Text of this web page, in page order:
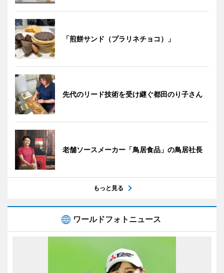
「煎餅サンド（プラリネチョコ）」
先代のリード技術を受け継ぐ都田のり子さん
老舗ソースメーカー「鳥居食品」の鳥居社長
もっと見る
ワールドフォトニュース